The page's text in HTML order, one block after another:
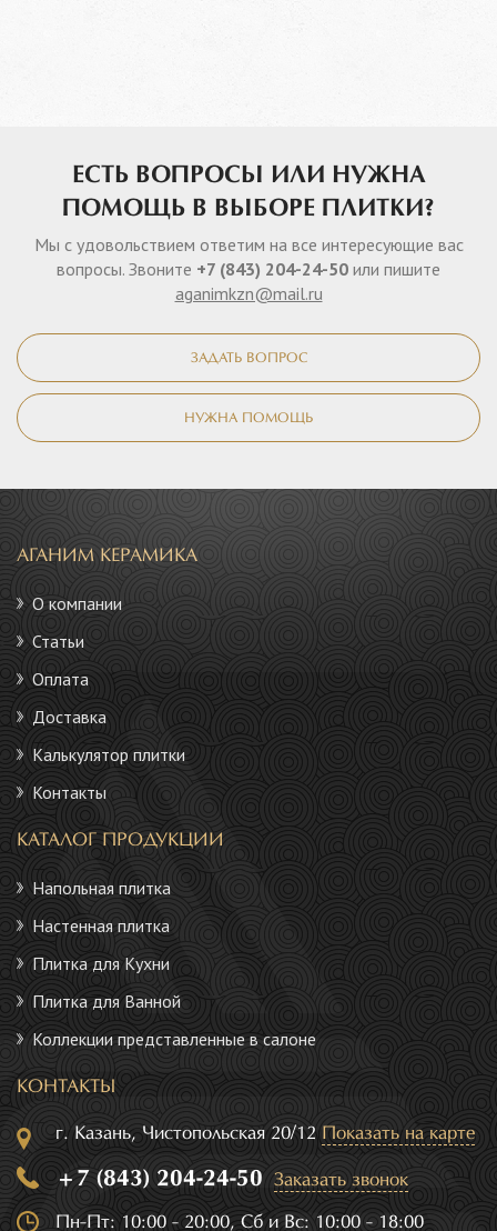
ЕСТЬ ВОПРОСЫ ИЛИ НУЖНА
ПОМОЩЬ В ВЫБОРЕ ПЛИТКИ?
Мы с удовольствием ответим на все интересующие вас
вопросы. Звоните +7 (843) 204-24-50 или пишите
aganimkzn@mail.ru
ЗАДАТЬ ВОПРОС
НУЖНА ПОМОЩЬ
АГАНИМ КЕРАМИКА
О компании
Статьи
Оплата
Доставка
Калькулятор плитки
Контакты
КАТАЛОГ ПРОДУКЦИИ
Напольная плитка
Настенная плитка
Плитка для Кухни
Плитка для Ванной
Коллекции представленные в салоне
КОНТАКТЫ
г. Казань, Чистопольская 20/12 Показать на карте
+7 (843) 204-24-50 Заказать звонок
Пн-Пт: 10:00 - 20:00, Сб и Вс: 10:00 - 18:00